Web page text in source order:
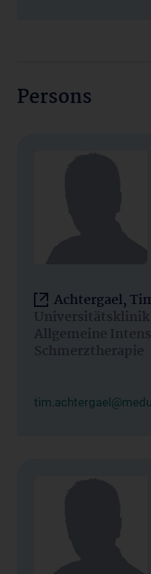
Persons
Achtergael,
Universitätsklinik
Allgemeine
Schmerztherapie